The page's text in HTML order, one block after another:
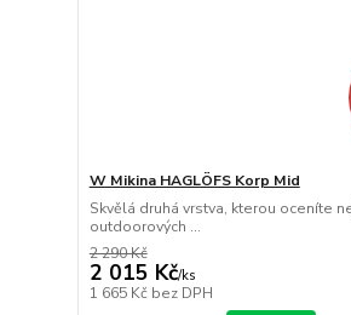
W Mikina HAGLÖFS Korp Mid
Skvělá druhá vrstva, kterou oceníte
outdoorových ...
2 290 Kč
2 015 Kč/ks
1 665 Kč bez DPH